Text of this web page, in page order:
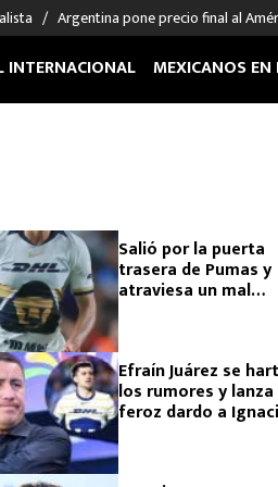
Argentina pone precio final al
INTERNACIONAL MEXICANOS EN
Salió por la puerta
trasera de Pumas y
atraviesa un mal
Efraín Juárez se
los rumores y lanza
feroz dardo a